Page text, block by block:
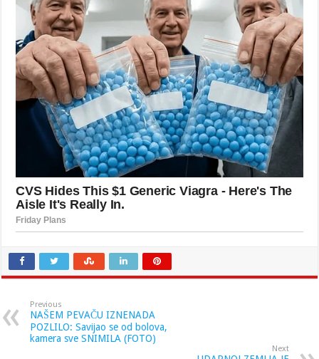
Previous
NAŠEM PEVAČU IZNENADA
POZLILO: Savijao se od bolova,
kamera sve SNIMILA (FOTO)
Next